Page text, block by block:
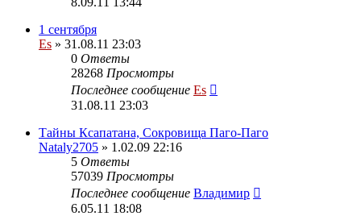
1 сентября
Es » 31.08.11 23:03
0 Ответы
28268 Просмотры
Последнее сообщение Es
31.08.11 23:03
Тайны Ксапатана, Сокровища Паго-Паго
Nataly2705 » 1.02.09 22:16
5 Ответы
57039 Просмотры
Последнее сообщение Владимир
6.05.11 18:08